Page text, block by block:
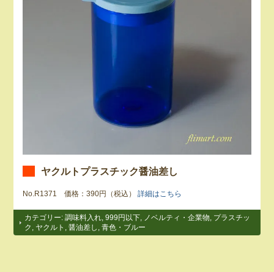
ヤクルトプラスチック醤油差し
No.R1371 価格：390円（税込）詳細はこちら
カテゴリー:調味料入れ ,999円以下 ノベルティ・企業物
プラスチッ
ク
ヤクルト ,醤油差し ,青色・ブルー